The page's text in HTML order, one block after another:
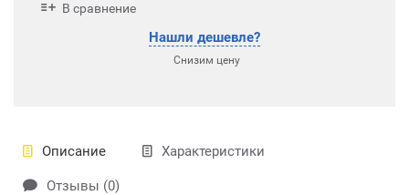
В сравнение
Нашли дешевле?
Снизим цену
Описание Характеристики
Отзывы (0)